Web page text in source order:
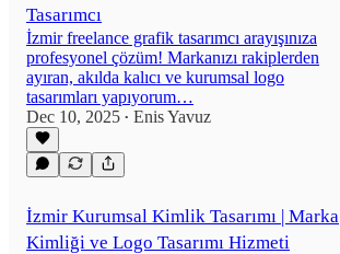
Tasarımcı
İzmir freelance grafik tasarımcı arayışınıza
profesyonel çözüm! Markanızı rakiplerden
ayıran, akılda kalıcı ve kurumsal logo
tasarımları yapıyorum…
Dec 10, 2025 • Enis Yavuz
İzmir Kurumsal Kimlik Tasarımı | Marka
Kimliği ve Logo Tasarımı Hizmeti